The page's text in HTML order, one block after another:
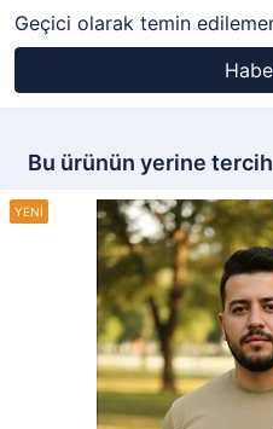
Geçici olarak temin
Bu ürünün yerine